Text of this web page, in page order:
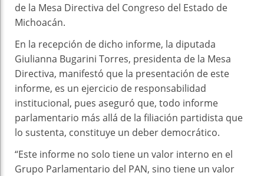
de la Mesa Directiva del Congreso del Estado de
Michoacán.
En la recepción de dicho informe, la diputada
Giulianna Bugarini Torres, presidenta de la Mesa
Directiva, manifestó que la presentación de este
informe, es un ejercicio de responsabilidad
institucional, pues aseguró que, todo informe
parlamentario más allá de la filiación partidista que
lo sustenta, constituye un deber democrático.
“Este informe no solo tiene un valor interno en el
Grupo Parlamentario del PAN, sino tiene un valor